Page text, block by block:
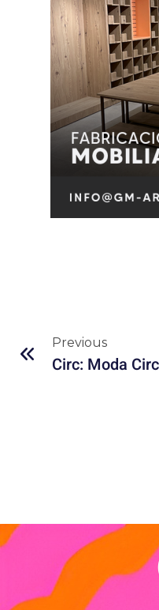
Previous